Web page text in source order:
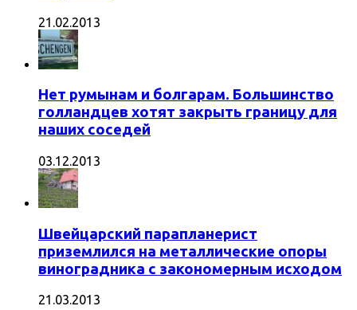
21.02.2013
Нет румынам и болгарам. Большинство
голландцев хотят закрыть границу для
наших соседей
03.12.2013
Швейцарский парапланерист
приземлился на металлические опоры
виноградника с закономерным исходом
21.03.2013